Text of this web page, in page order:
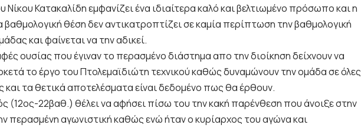
Νίκου Κατακαλίδη εμφανίζει ένα ιδιαίτερα καλό και βελτιωμένο πρόσωπο και η
θέση δεν αντικατροπτίζει σε καμία περίπτωση την βαθμολογική
και φαίνεται να την αδικεί.
ουσίας που έγιναν το περασμένο διάστημα απο την διοίκηση δείχνουν να
το έργο του Πτολεμαϊδιώτη τεχνικού καθώς δυναμώνουν την ομάδα σε όλες
και τα θετικά αποτελέσματα είναι δεδομένο πως θα έρθουν.
(12ος-22βαθ.) θέλει να αφήσει πίσω του την κακή παρένθεση που άνοιξε στην
περασμένη αγωνιστική καθώς ενώ ήταν ο κυρίαρχος του αγώνα και